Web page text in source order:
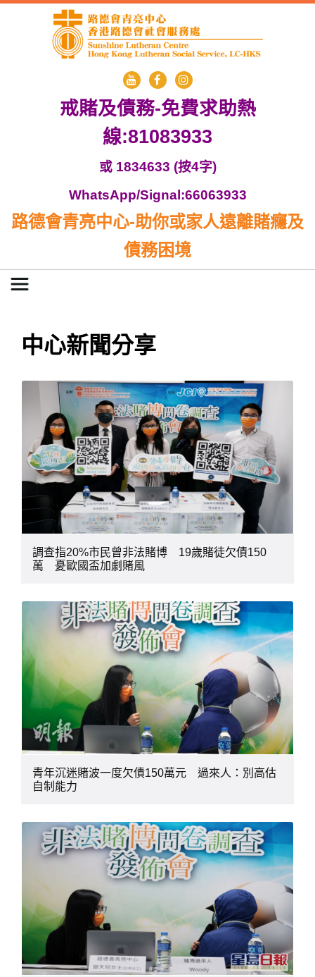
戒賭及債務-免費求助熱
線:81083933
或 1834633 (按4字)
WhatsApp/Signal:66063933
路德會青亮中心-助你或家人遠離賭癮及
債務困境
中心新聞分享
調查指20%市民曾非法賭博 19歲賭徒欠債150
萬 憂歐國盃加劇賭風
青年沉迷賭波一度欠債150萬元 過來人：別高估
自制能力